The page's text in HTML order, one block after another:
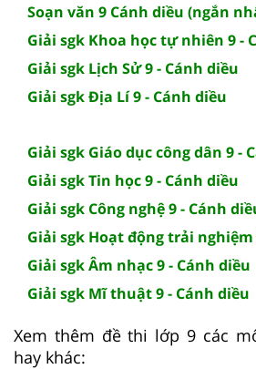
Soạn văn 9 Cánh diều (ngắn
Giải sgk Khoa học tự nhiên 9 -
Giải sgk Lịch Sử 9 - Cánh diều
Giải sgk Địa Lí 9 - Cánh diều
Giải sgk Giáo dục công dân 9 -
Giải sgk Tin học 9 - Cánh diều
Giải sgk Công nghệ 9 - Cánh
Giải sgk Hoạt động trải nghiệm
Giải sgk Âm nhạc 9 - Cánh diều
Giải sgk Mĩ thuật 9 - Cánh diều
Xem thêm đề thi lớp 9 các
hay khác: